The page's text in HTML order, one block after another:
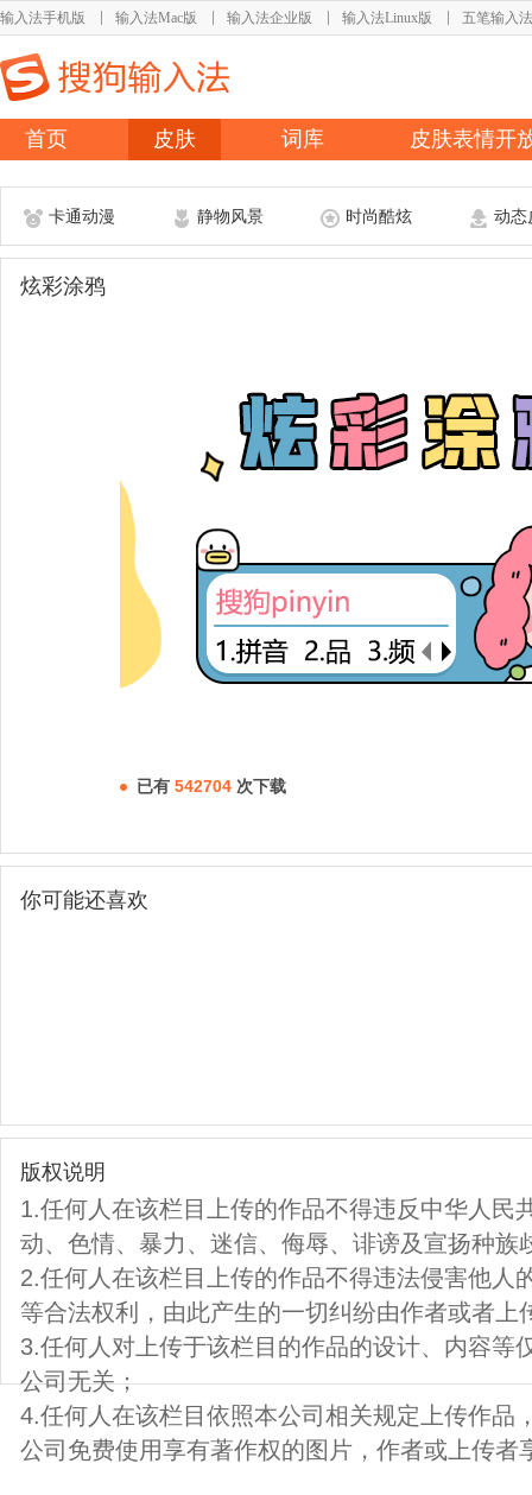
输入法手机版 输入法Mac版 输入法企业版 输入法Linux版 五笔输入法
首页 皮肤 词库 皮肤表情开
卡通动漫 静物风景 时尚酷炫 动态
炫彩涂鸦
已有 542704 次下载
你可能还喜欢
版权说明
1.任何人在该栏目上传的作品不得违反中华人民
动、色情、暴力、迷信、侮辱、诽谤及宣扬种族
2.任何人在该栏目上传的作品不得违法侵害他人
等合法权利，由此产生的一切纠纷由作者或者上
3.任何人对上传于该栏目的作品的设计、内容等
公司无关；
4.任何人在该栏目依照本公司相关规定上传作品
公司免费使用享有著作权的图片，作者或上传者